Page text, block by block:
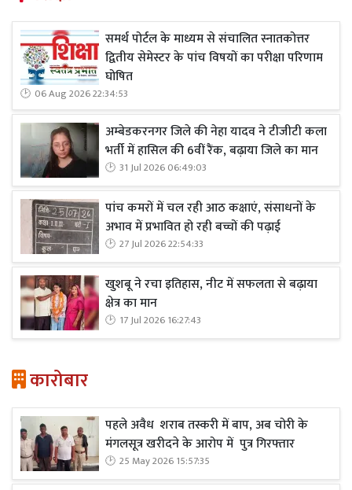
समर्थ पोर्टल के माध्यम से संचालित स्नातकोत्तर
द्वितीय सेमेस्टर के पांच विषयों का परीक्षा परिणाम
घोषित
06 Aug 2026 22:34:53
अम्बेडकरनगर जिले की नेहा यादव ने टीजीटी कला
भर्ती में हासिल की 6वीं रैंक, बढ़ाया जिले का मान
31 Jul 2026 06:49:03
पांच कमरों में चल रही आठ कक्षाएं, संसाधनों के
अभाव में प्रभावित हो रही बच्चों की पढ़ाई
27 Jul 2026 22:54:33
खुशबू ने रचा इतिहास, नीट में सफलता से बढ़ाया
क्षेत्र का मान
17 Jul 2026 16:27:43
कारोबार
पहले अवैध शराब तस्करी में बाप, अब चोरी के
मंगलसूत्र खरीदने के आरोप में पुत्र गिरफ्तार
25 May 2026 15:57:35